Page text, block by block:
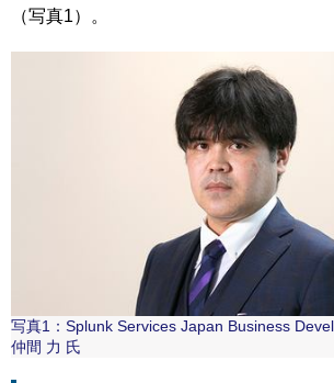
（写真1）。
写真1：Splunk Services Japan Business
仲間 力 氏